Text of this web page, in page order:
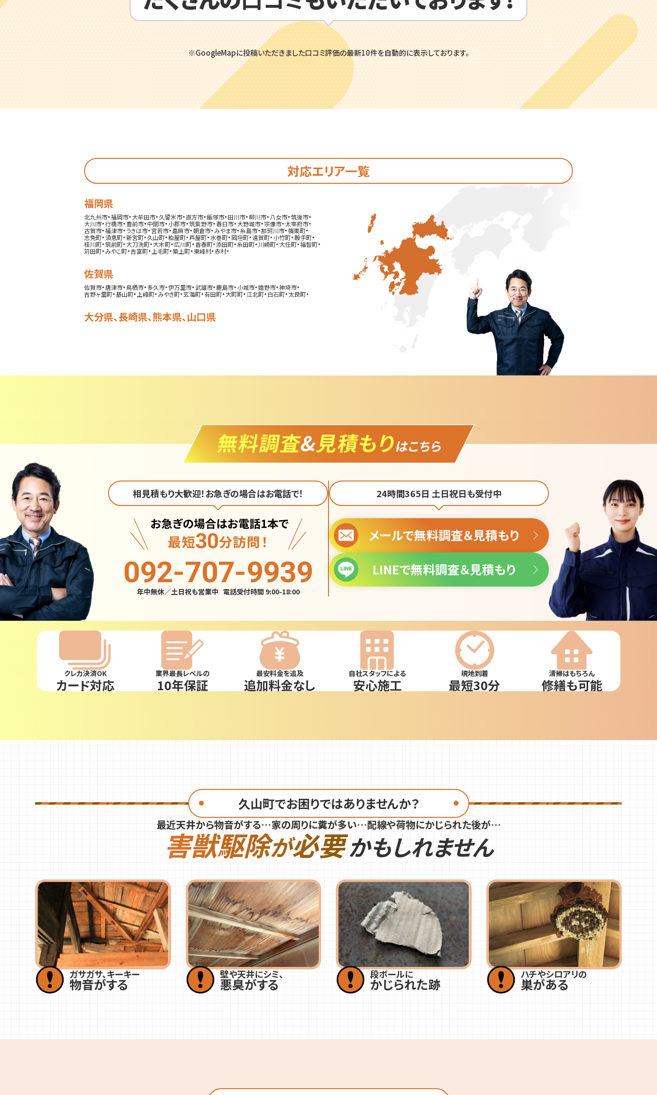
※GoogleMapに投稿いただきました口コミ評価の最新10件を自動的に表示しております。
対応エリア一覧
福岡県
北九州市・福岡市・大牟田市・久留米市・直方市・飯塚市・田川市・柳川市・ 八女市・筑後市・
大川市・行橋市・豊前市・中間市・小郡市・筑紫野市・春日市・大野城市・宗像市・太宰府市・
古賀市・福津市・うきは市・宮若市・嘉麻市・朝倉市・みやま市・糸島市・那珂川市・篠栗町・
志免町・須恵町・新宮町・久山町・粕屋町・芦屋町・水巻町・岡垣町・遠賀町・小竹町・鞍手町・
桂川町・筑前町・大刀洗町・大木町・広川町・香春町・添田町・糸田町・川崎町・大任町・福智町・
苅田町・みやこ町・吉富町・ 上毛町・築上町・東峰村・赤村・
佐賀県
佐賀市・唐津市・鳥栖市・多久市・伊万里市・武雄市・鹿島市・小城市・嬉野市・神埼市・
吉野ヶ里町・基山町・ 上峰町・みやき町・玄海町・有田町・大町町・江北町・白石町・太良町・
大分県、長崎県、熊本県、山口県
相見積もり大歓迎！お急ぎの場合はお電話で！
092-707-9939
年中無休／土日祝も営業中 電話受付時間 9:00-18:00
24時間365日 土日祝日も受付中
メールで無料調査＆見積もり
LINEで無料調査＆見積もり
クレカ決済OK
カード対応
業界最長レベルの
10年保証
最安料金を追及
追加料金なし
自社スタッフによる
安心施工
現地到着
最短30分
清掃はもちろん
修繕も可能
久山町でお困りではありませんか？
最近天井から物音がする…家の周りに糞が多い…配線や荷物にかじられた後が…
害獣駆除が必要かもしれません
ガサガサ、キーキー
物音がする
壁や天井にシミ、
悪臭がする
段ボールに
かじられた跡
ハチやシロアリの
巣がある